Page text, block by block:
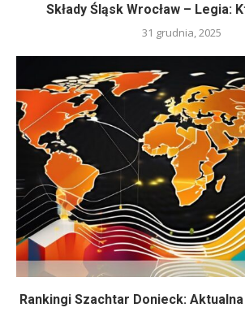
Składy Śląsk Wrocław – Legia:
31 grudnia, 2025
Rankingi Szachtar Donieck: